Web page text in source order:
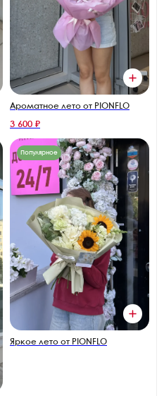
Ароматное лето от PIONFLO
3 600 ₽
Популярное
Яркое лето от PIONFLO